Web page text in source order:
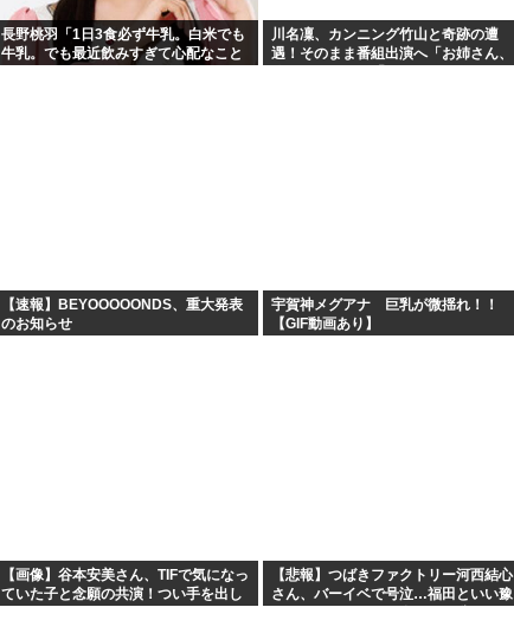
長野桃羽「1日3食必ず牛乳。白米でも
牛乳。でも最近飲みすぎて心配なこと
川名凜、カンニング竹山と奇跡の遭
遇！そのまま番組出演へ「お姉さん、
【速報】BEYOOOOONDS、重大発表
のお知らせ
宇賀神メグアナ 巨乳が微揺れ！！
【GIF動画あり】
【画像】谷本安美さん、TIFで気になっ
ていた子と念願の共演！つい手を出し
【悲報】つばきファクトリー河西結心
さん、バーイベで号泣…福田といい豫